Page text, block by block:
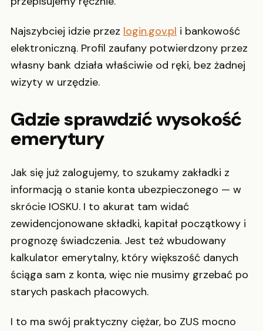
Najszybciej idzie przez login.gov.pl i bankowość
elektroniczną. Profil zaufany potwierdzony przez
własny bank działa właściwie od ręki, bez żadnej
wizyty w urzędzie.
Gdzie sprawdzić wysokość
emerytury
Jak się już zalogujemy, to szukamy zakładki z
informacją o stanie konta ubezpieczonego — w
skrócie IOSKU. I to akurat tam widać
zewidencjonowane składki, kapitał początkowy i
prognozę świadczenia. Jest też wbudowany
kalkulator emerytalny, który większość danych
ściąga sam z konta, więc nie musimy grzebać po
starych paskach płacowych.
I to ma swój praktyczny ciężar, bo ZUS mocno